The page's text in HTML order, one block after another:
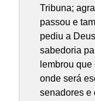
Tribuna;
passou e
pediu a
sabedoria
lembrou
onde será
senadores e